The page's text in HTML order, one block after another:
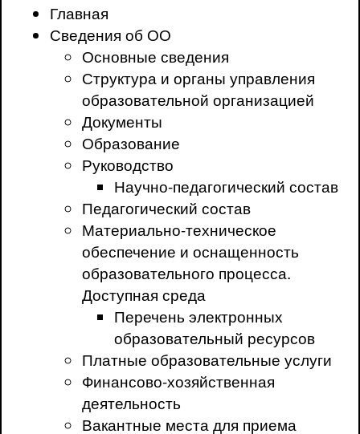
Главная
Сведения об ОО
Основные сведения
Структура и органы управления
образовательной организацией
Документы
Образование
Руководство
Научно-педагогический состав
Педагогический состав
Материально-техническое
обеспечение и оснащенность
образовательного процесса.
Доступная среда
Перечень электронных
образовательный ресурсов
Платные образовательные услуги
Финансово-хозяйственная
деятельность
Вакантные места для приема